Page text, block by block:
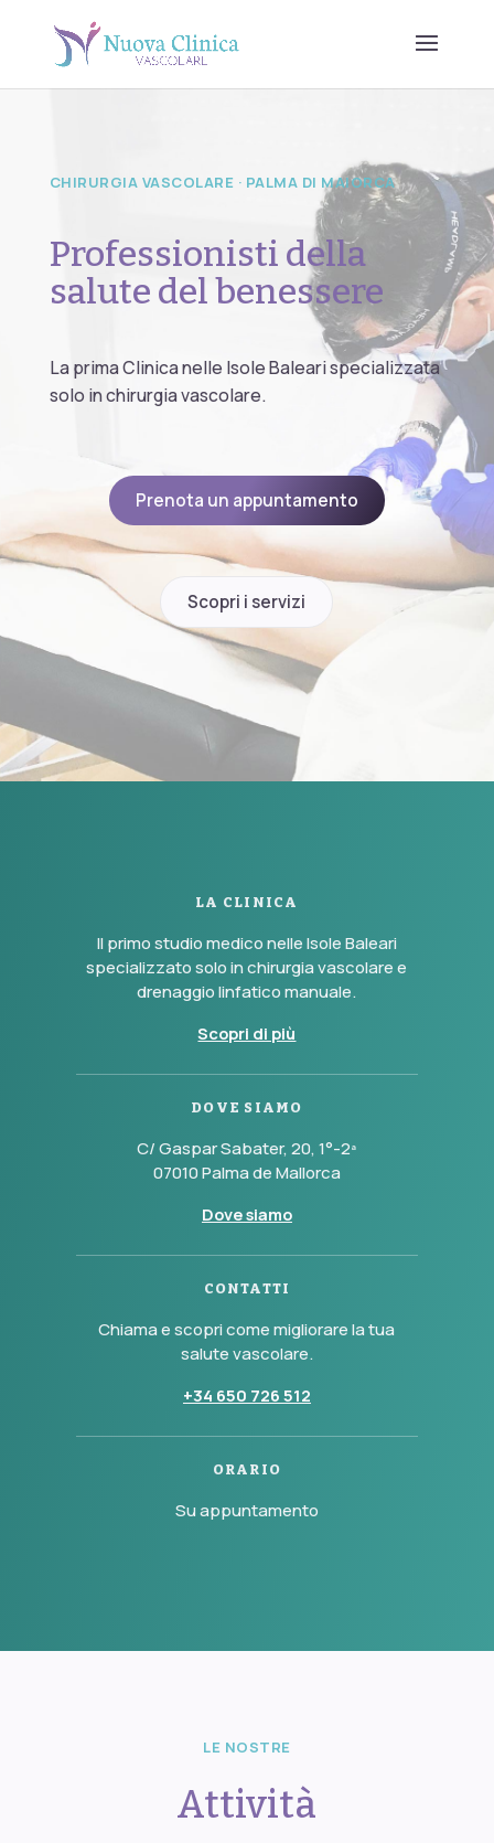
CHIRURGIA VASCOLARE · PALMA DI MAIORCA
Professionisti della
salute del benessere
La prima Clinica nelle Isole Baleari specializzata
solo in chirurgia vascolare.
Prenota un appuntamento
Scopri i servizi
LA CLINICA
Il primo studio medico nelle Isole Baleari
specializzato solo in chirurgia vascolare e
drenaggio linfatico manuale.
Scopri di più
DOVE SIAMO
C/ Gaspar Sabater, 20, 1°-2ª
07010 Palma de Mallorca
Dove siamo
CONTATTI
Chiama e scopri come migliorare la tua
salute vascolare.
+34 650 726 512
ORARIO
Su appuntamento
LE NOSTRE
Attività